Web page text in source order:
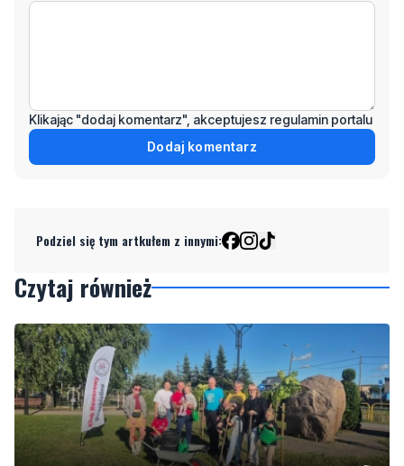
Klikając "dodaj komentarz", akceptujesz regulamin portalu
Dodaj komentarz
Podziel się tym artkułem z innymi:
Czytaj również